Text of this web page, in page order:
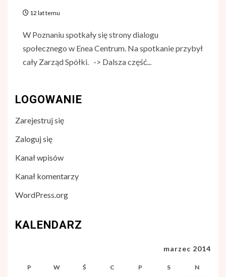
12 lat temu
W Poznaniu spotkały się strony dialogu
społecznego w Enea Centrum. Na spotkanie przybył
cały Zarząd Spółki. -> Dalsza część...
LOGOWANIE
Zarejestruj się
Zaloguj się
Kanał wpisów
Kanał komentarzy
WordPress.org
KALENDARZ
marzec 2014
P W Ś C P S N